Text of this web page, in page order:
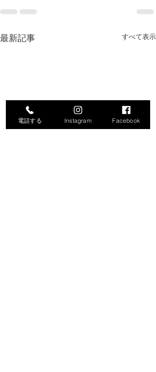
最新記事 すべて表示
電話する Instagram Facebook